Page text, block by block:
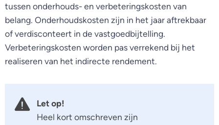
tussen onderhouds- en verbeteringskosten van
belang. Onderhoudskosten zijn in het jaar aftrekbaar
of verdisconteert in de vastgoedbijtelling.
Verbeteringskosten worden pas verrekend bij het
realiseren van het indirecte rendement.
Let op!
Heel kort omschreven zijn